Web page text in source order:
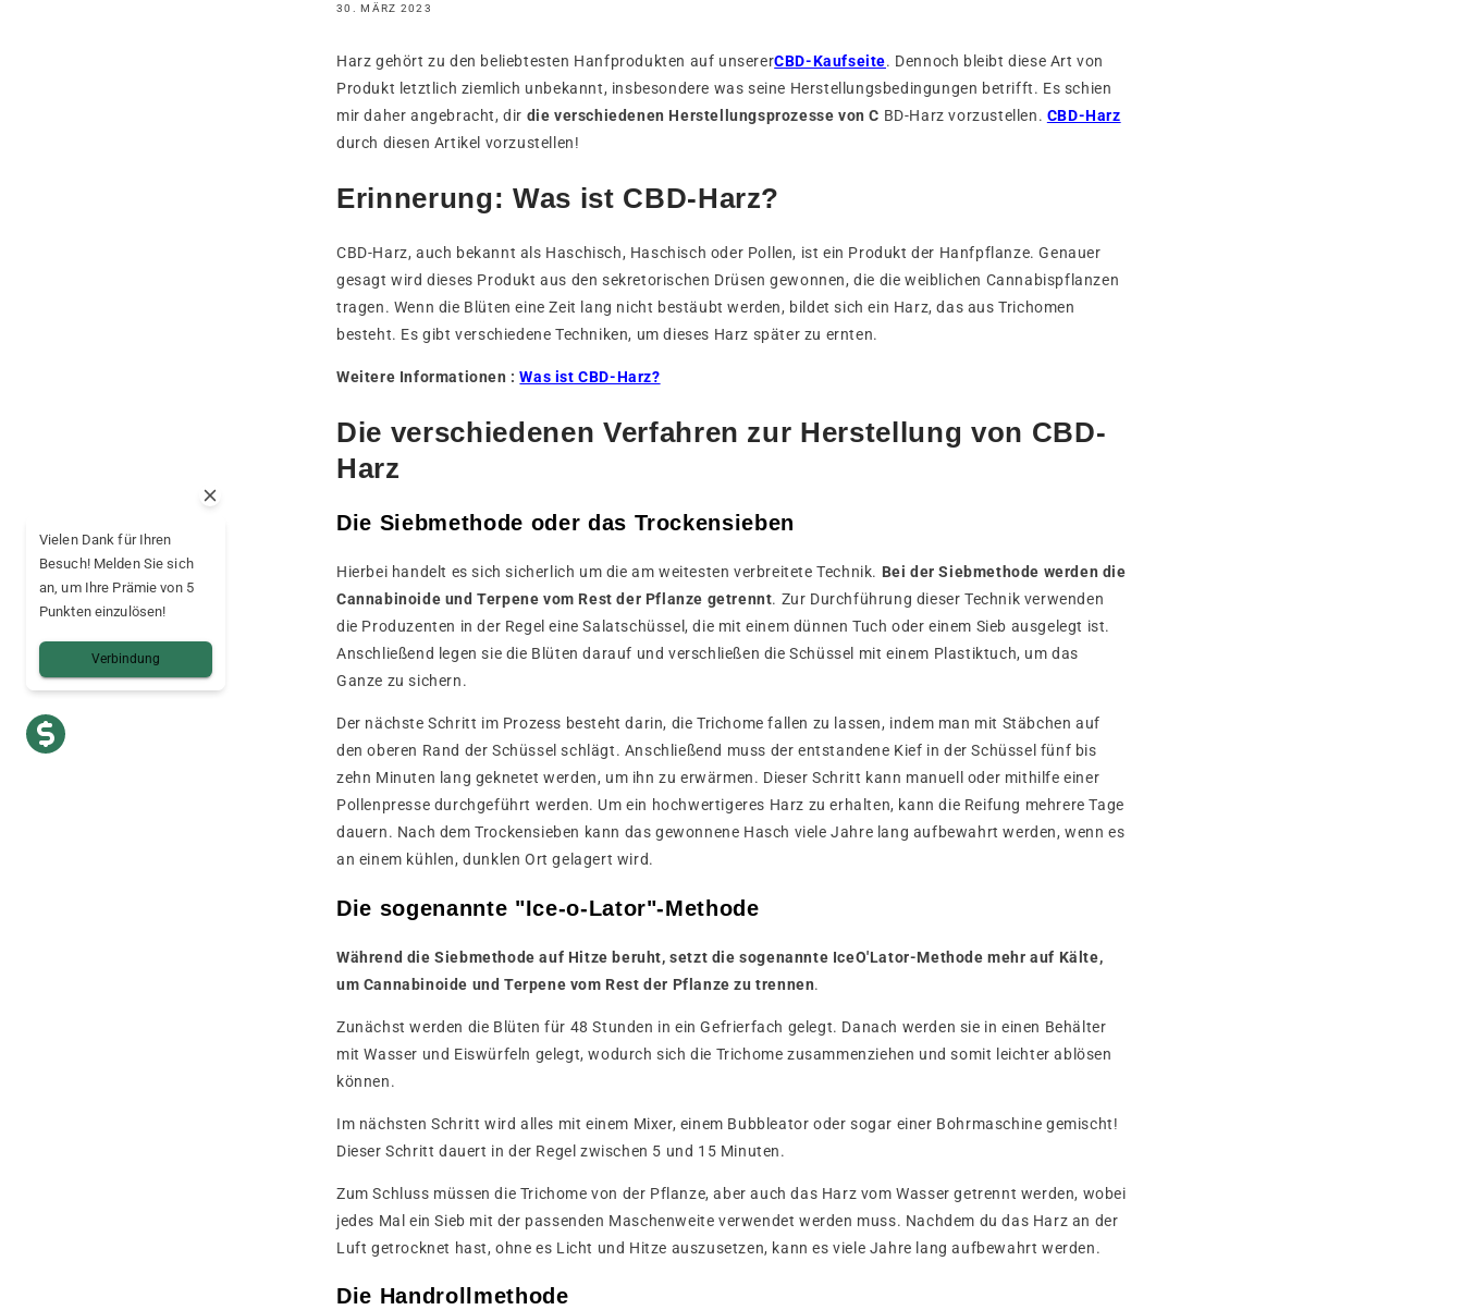
30. MÄRZ 2023
Harz gehört zu den beliebtesten Hanfprodukten auf unsererCBD-Kaufseite. Dennoch bleibt diese Art von
Produkt letztlich ziemlich unbekannt, insbesondere was seine Herstellungsbedingungen betrifft. Es schien
mir daher angebracht, dir die verschiedenen Herstellungsprozesse von C BD-Harz vorzustellen. CBD-Harz
durch diesen Artikel vorzustellen!
Erinnerung: Was ist CBD-Harz?
CBD-Harz, auch bekannt als Haschisch, Haschisch oder Pollen, ist ein Produkt der Hanfpflanze. Genauer
gesagt wird dieses Produkt aus den sekretorischen Drüsen gewonnen, die die weiblichen Cannabispflanzen
tragen. Wenn die Blüten eine Zeit lang nicht bestäubt werden, bildet sich ein Harz, das aus Trichomen
besteht. Es gibt verschiedene Techniken, um dieses Harz später zu ernten.
Weitere Informationen :Was ist CBD-Harz?
Die verschiedenen Verfahren zur Herstellung von CBD-
Harz
Die Siebmethode oder das Trockensieben
Hierbei handelt es sich sicherlich um die am weitesten verbreitete Technik. Bei der Siebmethode werden die
Cannabinoide und Terpene vom Rest der Pflanze getrennt. Zur Durchführung dieser Technik verwenden
die Produzenten in der Regel eine Salatschüssel, die mit einem dünnen Tuch oder einem Sieb ausgelegt ist.
Anschließend legen sie die Blüten darauf und verschließen die Schüssel mit einem Plastiktuch, um das
Ganze zu sichern.
Der nächste Schritt im Prozess besteht darin, die Trichome fallen zu lassen, indem man mit Stäbchen auf
den oberen Rand der Schüssel schlägt. Anschließend muss der entstandene Kief in der Schüssel fünf bis
zehn Minuten lang geknetet werden, um ihn zu erwärmen. Dieser Schritt kann manuell oder mithilfe einer
Pollenpresse durchgeführt werden. Um ein hochwertigeres Harz zu erhalten, kann die Reifung mehrere Tage
dauern. Nach dem Trockensieben kann das gewonnene Hasch viele Jahre lang aufbewahrt werden, wenn es
an einem kühlen, dunklen Ort gelagert wird.
Die sogenannte "Ice-o-Lator"-Methode
Während die Siebmethode auf Hitze beruht, setzt die sogenannte IceO'Lator-Methode mehr auf Kälte,
um Cannabinoide und Terpene vom Rest der Pflanze zu trennen.
Zunächst werden die Blüten für 48 Stunden in ein Gefrierfach gelegt. Danach werden sie in einen Behälter
mit Wasser und Eiswürfeln gelegt, wodurch sich die Trichome zusammenziehen und somit leichter ablösen
können.
Im nächsten Schritt wird alles mit einem Mixer, einem Bubbleator oder sogar einer Bohrmaschine gemischt!
Dieser Schritt dauert in der Regel zwischen 5 und 15 Minuten.
Zum Schluss müssen die Trichome von der Pflanze, aber auch das Harz vom Wasser getrennt werden, wobei
jedes Mal ein Sieb mit der passenden Maschenweite verwendet werden muss. Nachdem du das Harz an der
Luft getrocknet hast, ohne es Licht und Hitze auszusetzen, kann es viele Jahre lang aufbewahrt werden.
Die Handrollmethode
Vielen Dank für Ihren
Besuch! Melden Sie sich
an, um Ihre Prämie von 5
Punkten einzulösen!
Verbindung